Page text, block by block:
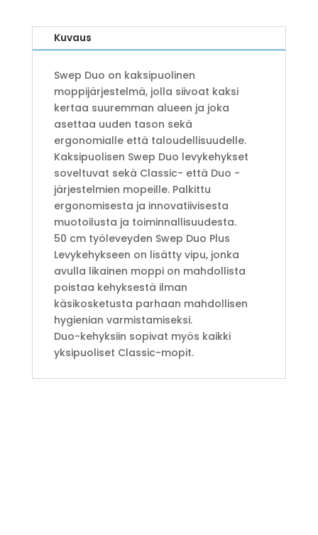
Kuvaus
Swep Duo on kaksipuolinen
moppijärjestelmä, jolla siivoat kaksi
kertaa suuremman alueen ja joka
asettaa uuden tason sekä
ergonomialle että taloudellisuudelle.
Kaksipuolisen Swep Duo levykehykset
soveltuvat sekä Classic- että Duo -
järjestelmien mopeille. Palkittu
ergonomisesta ja innovatiivisesta
muotoilusta ja toiminnallisuudesta.
50 cm työleveyden Swep Duo Plus
Levykehykseen on lisätty vipu, jonka
avulla likainen moppi on mahdollista
poistaa kehyksestä ilman
käsikosketusta parhaan mahdollisen
hygienian varmistamiseksi.
Duo-kehyksiin sopivat myös kaikki
yksipuoliset Classic-mopit.